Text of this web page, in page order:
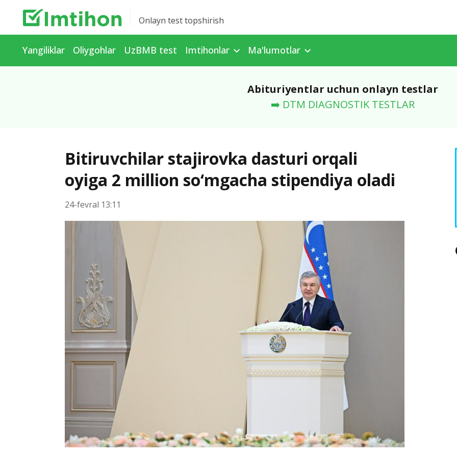
Onlayn test topshirish
Yangiliklar Oliygohlar UzBMB test Imtihonlar Ma'lumotlar
Abituriyentlar uchun onlayn testlar
➡️ DTM DIAGNOSTIK TESTLAR
Bitiruvchilar stajirovka dasturi orqali
oyiga 2 million so‘mgacha stipendiya oladi
24-fevral 13:11